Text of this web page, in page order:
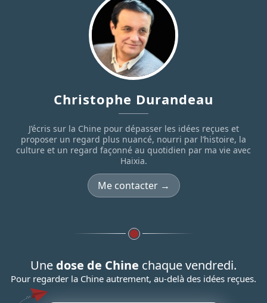
Christophe Durandeau
J’écris sur la Chine pour dépasser les idées reçues et
proposer un regard plus nuancé, nourri par l’histoire, la
culture et un regard façonné au quotidien par ma vie avec
Haixia.
Me contacter →
Une dose de Chine chaque vendredi.
Pour regarder la Chine autrement, au-delà des idées reçues.